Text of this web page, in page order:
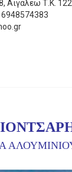
Αιγάλεω Τ.Κ.
6948574383